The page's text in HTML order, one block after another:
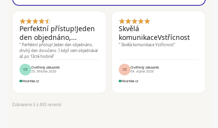
Perfektní přístup!Jeden
den objednáno,...
“ Perfektní přístup! Jeden den objednáno,
druhý den doručeno. I když sem objednával
až po 13cté hodině”
OZ Ověřený zákazník
25. března 2026
Heureka.cz
Skvělá
komunikaceVstřícnost
“ Skvělá komunikace Vstřícnost”
OZ Ověřený zákazník
04. srpna 2026
Heureka.cz
Zobrazeno 5 z 493 recenzí